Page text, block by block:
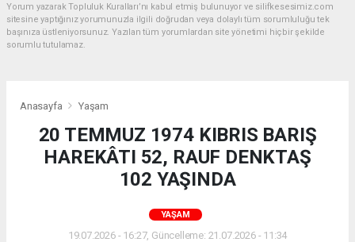
Yorum yazarak Topluluk Kuralları’nı kabul etmiş bulunuyor ve silifkesesimiz.com
sitesine yaptığınız yorumunuzla ilgili doğrudan veya dolaylı tüm sorumluluğu tek
başınıza üstleniyorsunuz. Yazılan tüm yorumlardan site yönetimi hiçbir şekilde
sorumlu tutulamaz.
Anasayfa Yaşam
20 TEMMUZ 1974 KIBRIS BARIŞ
HAREKÂTI 52, RAUF DENKTAŞ
102 YAŞINDA
YAŞAM
19.07.2026 - 16:27, Güncelleme: 21.07.2026 - 11:34